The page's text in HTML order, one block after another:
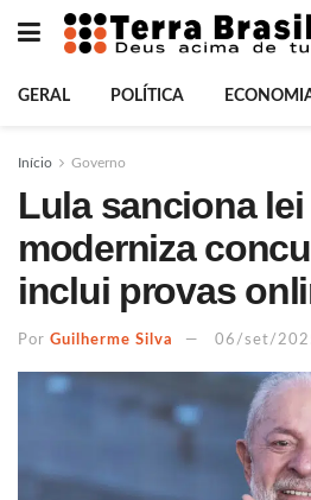
GERAL POLÍTICA
Início Governo
Lula sanciona
moderniza
inclui provas
Por Guilherme Silva 06/set/